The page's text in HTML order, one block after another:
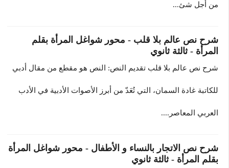
من أجل شئ...
شرح نص عالم بلا قلب - محور شواغل المرأة بقلم
المرأة - ثالثة ثانوي
شرح نص عالم بلا قلب تقديم النص: النص هو مقطع من مقال أدبي
للكاتبة غادة السمان، التي تُعَدّ من أبرز الأصوات الأدبية في الأدب
العربي المعاصر....
شرح نص الاتجار بالنساء و الأطفال - محور شواغل المرأة
بقلم المرأة - ثالثة ثانوي